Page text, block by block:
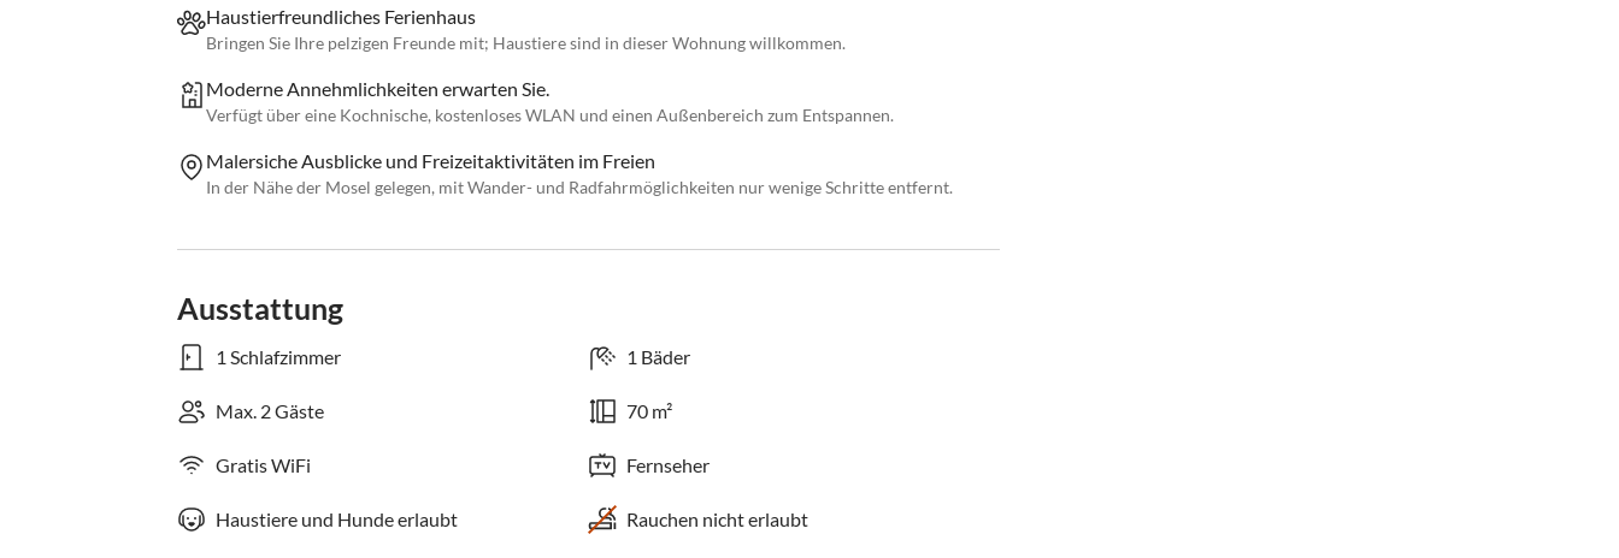
Haustierfreundliches Ferienhaus
Bringen Sie Ihre pelzigen Freunde mit; Haustiere sind in dieser Wohnung willkommen.
Moderne Annehmlichkeiten erwarten Sie.
Verfügt über eine Kochnische, kostenloses WLAN und einen Außenbereich zum Entspannen.
Malersiche Ausblicke und Freizeitaktivitäten im Freien
In der Nähe der Mosel gelegen, mit Wander- und Radfahrmöglichkeiten nur wenige Schritte entfernt.
Ausstattung
1 Schlafzimmer 1 Bäder
Max. 2 Gäste 70 m²
Gratis WiFi Fernseher
Haustiere und Hunde erlaubt Rauchen nicht erlaubt